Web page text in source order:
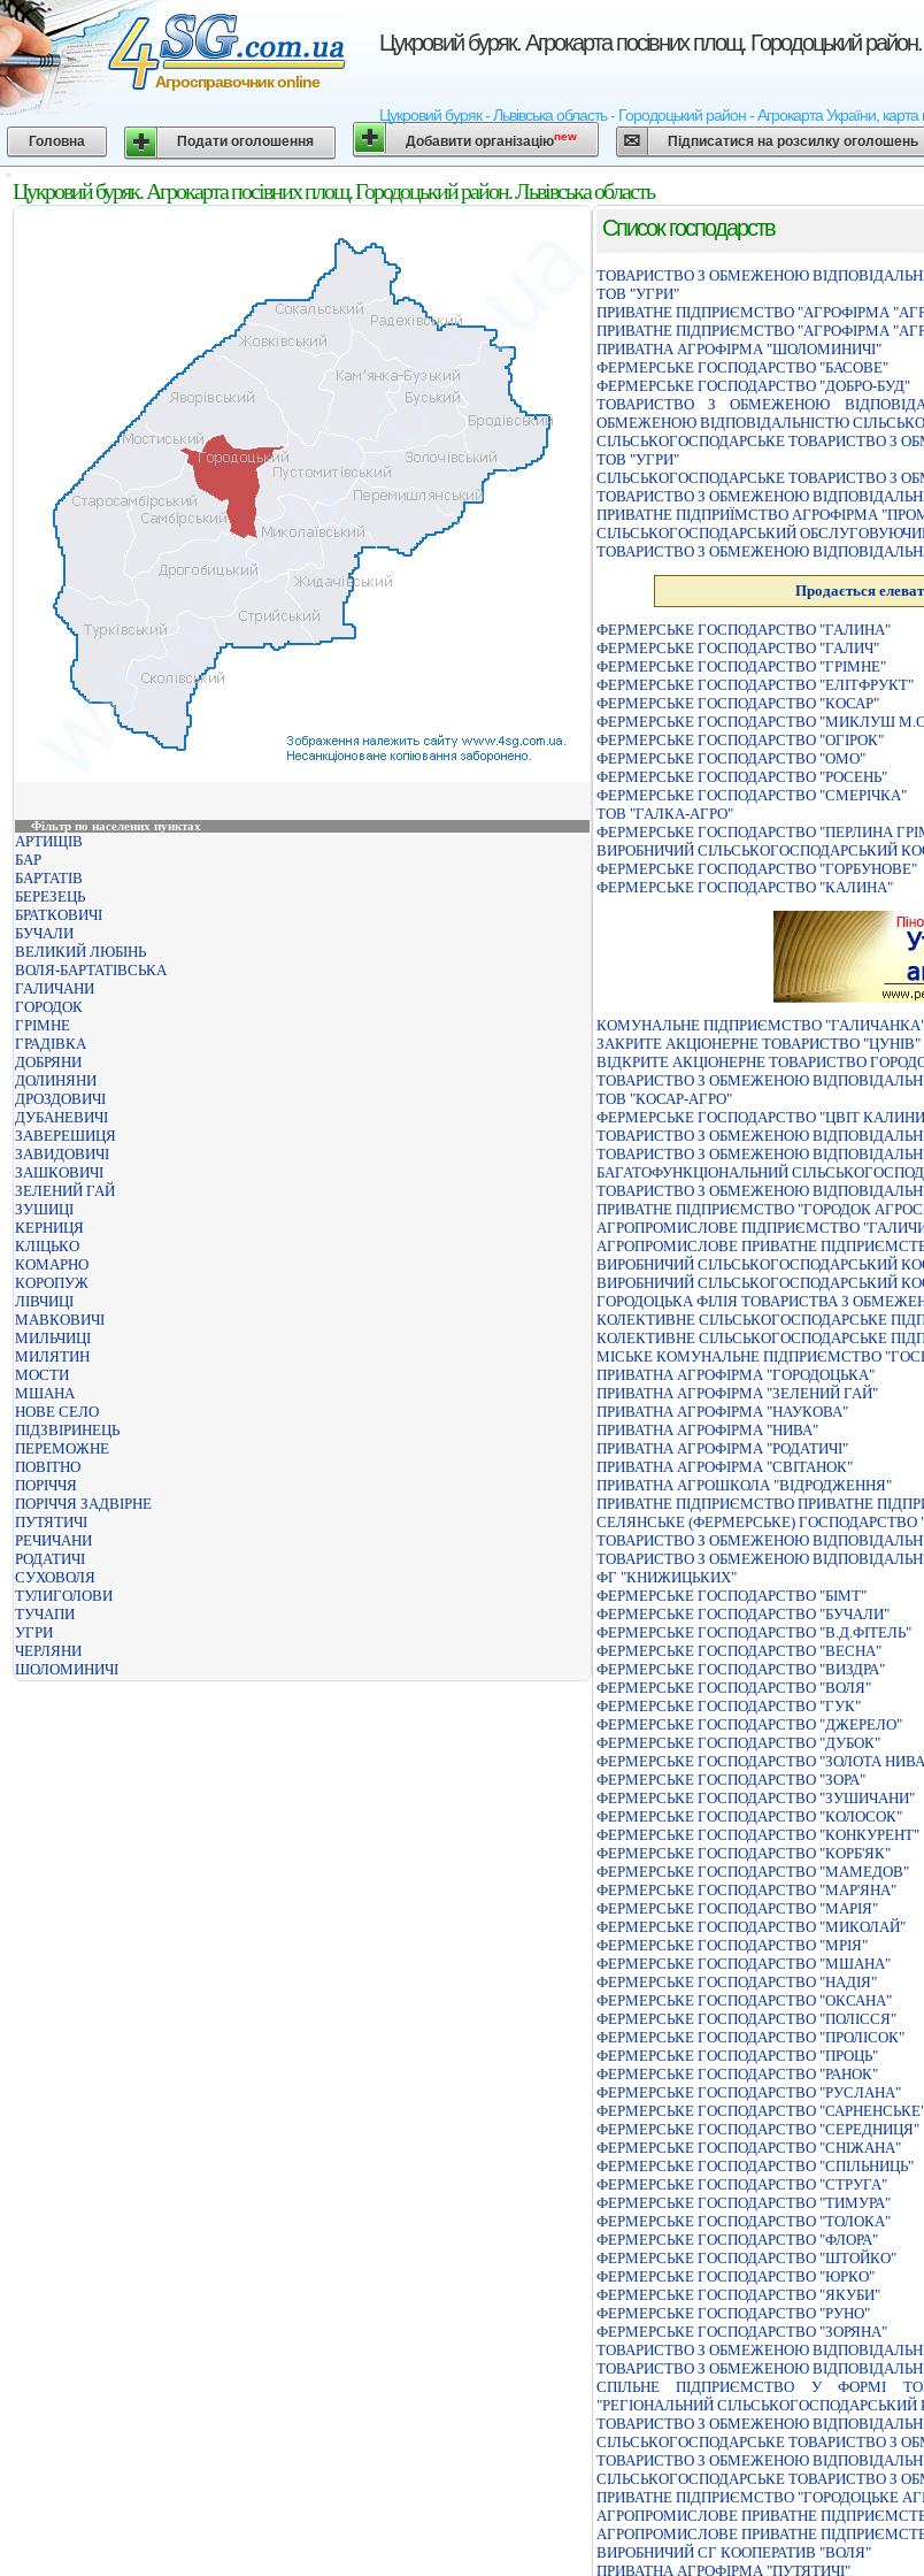
Цукровий буряк. Агрокарта посівних площ. Городоцький район.
Цукровий буряк - Львівська область - Городоцький район - Агрокарта України,
Агросправочник online
Головна Подати оголошення Добавити організаціюnew Підписатися на розсилку оголошень
Цукровий буряк. Агрокарта посівних площ. Городоцький район. Львівська область
Фільтр по населених пунктах
АРТИЩІВ
БАР
БАРТАТІВ
БЕРЕЗЕЦЬ
БРАТКОВИЧІ
БУЧАЛИ
ВЕЛИКИЙ ЛЮБІНЬ
ВОЛЯ-БАРТАТІВСЬКА
ГАЛИЧАНИ
ГОРОДОК
ГРІМНЕ
ГРАДІВКА
ДОБРЯНИ
ДОЛИНЯНИ
ДРОЗДОВИЧІ
ДУБАНЕВИЧІ
ЗАВЕРЕШИЦЯ
ЗАВИДОВИЧІ
ЗАШКОВИЧІ
ЗЕЛЕНИЙ ГАЙ
ЗУШИЦІ
КЕРНИЦЯ
КЛІЦЬКО
КОМАРНО
КОРОПУЖ
ЛІВЧИЦІ
МАВКОВИЧІ
МИЛЬЧИЦІ
МИЛЯТИН
МОСТИ
МШАНА
НОВЕ СЕЛО
ПІДЗВІРИНЕЦЬ
ПЕРЕМОЖНЕ
ПОВІТНО
ПОРІЧЧЯ
ПОРІЧЧЯ ЗАДВІРНЕ
ПУТЯТИЧІ
РЕЧИЧАНИ
РОДАТИЧІ
СУХОВОЛЯ
ТУЛИГОЛОВИ
ТУЧАПИ
УГРИ
ЧЕРЛЯНИ
ШОЛОМИНИЧІ
Список господарств
ТОВАРИСТВО З ОБМЕЖЕНОЮ
ТОВ "УГРИ"
ПРИВАТНЕ ПIДПРИЄМСТВО "АГРОФIРМА
ПРИВАТНЕ ПIДПРИЄМСТВО "АГРОФIРМА
ПРИВАТНА АГРОФІРМА "ШОЛОМИНИЧІ"
ФЕРМЕРСЬКЕ ГОСПОДАРСТВО "БАСОВЕ"
ФЕРМЕРСЬКЕ ГОСПОДАРСТВО "ДОБРО-БУД"
ТОВАРИСТВО З ОБМЕЖЕНОЮ
ОБМЕЖЕНОЮ ВIДПОВIДАЛЬНIСТЮ
СIЛЬСЬКОГОСПОДАРСЬКЕ ТОВАРИСТВО З
ТОВ "УГРИ"
СIЛЬСЬКОГОСПОДАРСЬКЕ ТОВАРИСТВО З
ТОВАРИСТВО З ОБМЕЖЕНОЮ
ПРИВАТНЕ ПIДПРИЇМСТВО АГРОФIРМА
СІЛЬСЬКОГОСПОДАРСЬКИЙ
ТОВАРИСТВО З ОБМЕЖЕНОЮ
Продається
ФЕРМЕРСЬКЕ ГОСПОДАРСТВО "ГАЛИНА"
ФЕРМЕРСЬКЕ ГОСПОДАРСТВО "ГАЛИЧ"
ФЕРМЕРСЬКЕ ГОСПОДАРСТВО "ГРIМНЕ"
ФЕРМЕРСЬКЕ ГОСПОДАРСТВО "ЕЛІТФРУКТ"
ФЕРМЕРСЬКЕ ГОСПОДАРСТВО "КОСАР"
ФЕРМЕРСЬКЕ ГОСПОДАРСТВО "МИКЛУШ
ФЕРМЕРСЬКЕ ГОСПОДАРСТВО "ОГIРОК"
ФЕРМЕРСЬКЕ ГОСПОДАРСТВО "ОМО"
ФЕРМЕРСЬКЕ ГОСПОДАРСТВО "РОСЕНЬ"
ФЕРМЕРСЬКЕ ГОСПОДАРСТВО "СМЕРIЧКА"
ТОВ "ГАЛКА-АГРО"
ФЕРМЕРСЬКЕ ГОСПОДАРСТВО "ПЕРЛИНА
ВИРОБНИЧИЙ СIЛЬСЬКОГОСПОДАРСЬКИЙ
ФЕРМЕРСЬКЕ ГОСПОДАРСТВО "ГОРБУНОВЕ"
ФЕРМЕРСЬКЕ ГОСПОДАРСТВО "КАЛИНА"
КОМУНАЛЬНЕ ПІДПРИЄМСТВО "ГАЛИЧАНКА"
ЗАКРИТЕ АКЦІОНЕРНЕ ТОВАРИСТВО "ЦУНІВ"
ВIДКРИТЕ АКЦIОНЕРНЕ ТОВАРИСТВО
ТОВАРИСТВО З ОБМЕЖЕНОЮ
ТОВ "КОСАР-АГРО"
ФЕРМЕРСЬКЕ ГОСПОДАРСТВО "ЦВIТ
ТОВАРИСТВО З ОБМЕЖЕНОЮ
ТОВАРИСТВО З ОБМЕЖЕНОЮ
БАГАТОФУНКЦІОНАЛЬНИЙ
ТОВАРИСТВО З ОБМЕЖЕНОЮ
ПРИВАТНЕ ПIДПРИЄМСТВО "ГОРОДОК
АГРОПРОМИСЛОВЕ ПIДПРИЄМСТВО
АГРОПРОМИСЛОВЕ ПРИВАТНЕ
ВИРОБНИЧИЙ СIЛЬСЬКОГОСПОДАРСЬКИЙ
ВИРОБНИЧИЙ СІЛЬСЬКОГОСПОДАРСЬКИЙ
ГОРОДОЦЬКА ФIЛIЯ ТОВАРИСТВА З
КОЛЕКТИВНЕ СIЛЬСЬКОГОСПОДАРСЬКЕ
КОЛЕКТИВНЕ СІЛЬСЬКОГОСПОДАРСЬКЕ
МIСЬКЕ КОМУНАЛЬНЕ ПIДПРИЄМСТВО
ПРИВАТНА АГРОФIРМА "ГОРОДОЦЬКА"
ПРИВАТНА АГРОФІРМА "ЗЕЛЕНИЙ ГАЙ"
ПРИВАТНА АГРОФІРМА "НАУКОВА"
ПРИВАТНА АГРОФІРМА "НИВА"
ПРИВАТНА АГРОФІРМА "РОДАТИЧІ"
ПРИВАТНА АГРОФІРМА "СВІТАНОК"
ПРИВАТНА АГРОШКОЛА "ВIДРОДЖЕННЯ"
ПРИВАТНЕ ПIДПРИЄМСТВО ПРИВАТНЕ
СЕЛЯНСЬКЕ (ФЕРМЕРСЬКЕ) ГОСПОДАРСТВО
ТОВАРИСТВО З ОБМЕЖЕНОЮ
ТОВАРИСТВО З ОБМЕЖЕНОЮ
ФГ "КНИЖИЦЬКИХ"
ФЕРМЕРСЬКЕ ГОСПОДАРСТВО "БIМТ"
ФЕРМЕРСЬКЕ ГОСПОДАРСТВО "БУЧАЛИ"
ФЕРМЕРСЬКЕ ГОСПОДАРСТВО "В.Д.ФIТЕЛЬ"
ФЕРМЕРСЬКЕ ГОСПОДАРСТВО "ВЕСНА"
ФЕРМЕРСЬКЕ ГОСПОДАРСТВО "ВИЗДРА"
ФЕРМЕРСЬКЕ ГОСПОДАРСТВО "ВОЛЯ"
ФЕРМЕРСЬКЕ ГОСПОДАРСТВО "ГУК"
ФЕРМЕРСЬКЕ ГОСПОДАРСТВО "ДЖЕРЕЛО"
ФЕРМЕРСЬКЕ ГОСПОДАРСТВО "ДУБОК"
ФЕРМЕРСЬКЕ ГОСПОДАРСТВО "ЗОЛОТА
ФЕРМЕРСЬКЕ ГОСПОДАРСТВО "ЗОРА"
ФЕРМЕРСЬКЕ ГОСПОДАРСТВО "ЗУШИЧАНИ"
ФЕРМЕРСЬКЕ ГОСПОДАРСТВО "КОЛОСОК"
ФЕРМЕРСЬКЕ ГОСПОДАРСТВО "КОНКУРЕНТ"
ФЕРМЕРСЬКЕ ГОСПОДАРСТВО "КОРБ'ЯК"
ФЕРМЕРСЬКЕ ГОСПОДАРСТВО "МАМЕДОВ"
ФЕРМЕРСЬКЕ ГОСПОДАРСТВО "МАР'ЯНА"
ФЕРМЕРСЬКЕ ГОСПОДАРСТВО "МАРIЯ"
ФЕРМЕРСЬКЕ ГОСПОДАРСТВО "МИКОЛАЙ"
ФЕРМЕРСЬКЕ ГОСПОДАРСТВО "МРIЯ"
ФЕРМЕРСЬКЕ ГОСПОДАРСТВО "МШАНА"
ФЕРМЕРСЬКЕ ГОСПОДАРСТВО "НАДIЯ"
ФЕРМЕРСЬКЕ ГОСПОДАРСТВО "ОКСАНА"
ФЕРМЕРСЬКЕ ГОСПОДАРСТВО "ПОЛIССЯ"
ФЕРМЕРСЬКЕ ГОСПОДАРСТВО "ПРОЛIСОК"
ФЕРМЕРСЬКЕ ГОСПОДАРСТВО "ПРОЦЬ"
ФЕРМЕРСЬКЕ ГОСПОДАРСТВО "РАНОК"
ФЕРМЕРСЬКЕ ГОСПОДАРСТВО "РУСЛАНА"
ФЕРМЕРСЬКЕ ГОСПОДАРСТВО
ФЕРМЕРСЬКЕ ГОСПОДАРСТВО "СЕРЕДНИЦЯ"
ФЕРМЕРСЬКЕ ГОСПОДАРСТВО "СНIЖАНА"
ФЕРМЕРСЬКЕ ГОСПОДАРСТВО "СПIЛЬНИЦЬ"
ФЕРМЕРСЬКЕ ГОСПОДАРСТВО "СТРУГА"
ФЕРМЕРСЬКЕ ГОСПОДАРСТВО "ТИМУРА"
ФЕРМЕРСЬКЕ ГОСПОДАРСТВО "ТОЛОКА"
ФЕРМЕРСЬКЕ ГОСПОДАРСТВО "ФЛОРА"
ФЕРМЕРСЬКЕ ГОСПОДАРСТВО "ШТОЙКО"
ФЕРМЕРСЬКЕ ГОСПОДАРСТВО "ЮРКО"
ФЕРМЕРСЬКЕ ГОСПОДАРСТВО "ЯКУБИ"
ФЕРМЕРСЬКЕ ГОСПОДАРСТВО "РУНО"
ФЕРМЕРСЬКЕ ГОСПОДАРСТВО "ЗОРЯНА"
ТОВАРИСТВО З ОБМЕЖЕНОЮ
ТОВАРИСТВО З ОБМЕЖЕНОЮ
СПIЛЬНЕ ПIДПРИЄМСТВО У ФОРМI
"РЕГIОНАЛЬНИЙ СIЛЬСЬКОГОСПОДАРСЬКИЙ
ТОВАРИСТВО З ОБМЕЖЕНОЮ
СІЛЬСЬКОГОСПОДАРСЬКЕ ТОВАРИСТВО З
ТОВАРИСТВО З ОБМЕЖЕНОЮ
СІЛЬСЬКОГОСПОДАРСЬКЕ ТОВАРИСТВО З
ПРИВАТНЕ ПIДПРИЄМСТВО "ГОРОДОЦЬКЕ
АГРОПРОМИСЛОВЕ ПРИВАТНЕ
АГРОПРОМИСЛОВЕ ПРИВАТНЕ
ВИРОБНИЧИЙ СГ КООПЕРАТИВ "ВОЛЯ"
ПРИВАТНА АГРОФІРМА "ПУТЯТИЧІ"